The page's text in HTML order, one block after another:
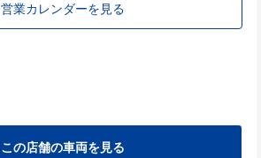
営業カレンダーを見る
この店舗の車両を見る